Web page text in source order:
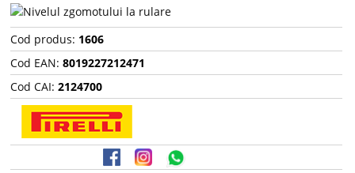
Cod produs: 1606
Cod EAN: 8019227212471
Cod CAI: 2124700